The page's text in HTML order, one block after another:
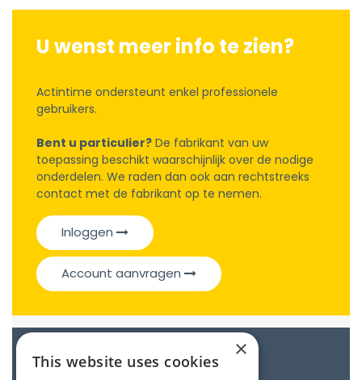
U wenst meer info te zien?
Actintime ondersteunt enkel professionele
gebruikers.
Bent u particulier? De fabrikant van uw
toepassing beschikt waarschijnlijk over de nodige
onderdelen. We raden dan ook aan rechtstreeks
contact met de fabrikant op te nemen.
Inloggen
Account aanvragen
Catalogue
×
This website uses cookies